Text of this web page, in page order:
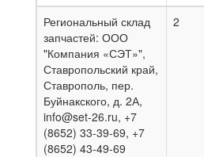
Региональный склад
запчастей: ООО
"Компания «СЭТ»",
Ставропольский край,
Ставрополь, пер.
Буйнакского, д. 2А,
info@set-26.ru, +7
(8652) 33-39-69, +7
(8652) 43-49-69
2